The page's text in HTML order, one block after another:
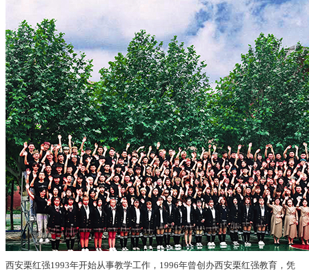
西安栗红强1993年开始从事教学工作，1996年曾创办西安栗红强教育，凭